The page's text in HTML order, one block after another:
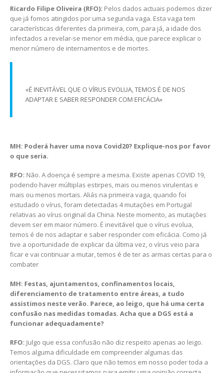
Ricardo Filipe Oliveira (RFO): Pelos dados actuais podemos dizer
que já fomos atingidos por uma segunda vaga. Esta vaga tem
características diferentes da primeira, com, para já, a idade dos
infectados a revelar-se menor em média, que parece explicar o
menor número de internamentos e de mortes.
«É INEVITÁVEL QUE O VÍRUS EVOLUA, TEMOS É DE NOS
ADAPTAR E SABER RESPONDER COM EFICÁCIA»
MH: Poderá haver uma nova Covid20? Explique-nos por favor
o que seria.
RFO: Não. A doença é sempre a mesma. Existe apenas COVID 19,
podendo haver múltiplas estirpes, mais ou menos virulentas e
mais ou menos mortais. Aliás na primeira vaga, quando foi
estudado o vírus, foram detectadas 4 mutações em Portugal
relativas ao vírus original da China. Neste momento, as mutações
devem ser em maior número. É inevitável que o vírus evolua,
temos é de nos adaptar e saber responder com eficácia. Como já
tive a oportunidade de explicar da última vez, o vírus veio para
ficar e vai continuar a mutar, temos é de ter as armas certas para o
combater
MH: Festas, ajuntamentos, confinamentos locais,
diferenciamento de tratamento entre áreas, a tudo
assistimos neste verão. Parece, ao leigo, que há uma certa
confusão nas medidas tomadas. Acha que a DGS está a
funcionar adequadamente?
RFO: Julgo que essa confusão não diz respeito apenas ao leigo.
Temos alguma dificuldade em compreender algumas das
orientações da DGS. Claro que não temos em nosso poder toda a